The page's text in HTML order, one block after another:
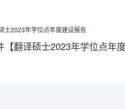
士2023年学位点年度建设报告
【翻译硕士2023年学位点年